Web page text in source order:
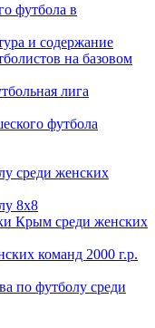
футбола в
и содержание
на базовом
лига
футбола
среди женских
8х8
Крым среди женских
команд 2000 г.р.
по футболу среди